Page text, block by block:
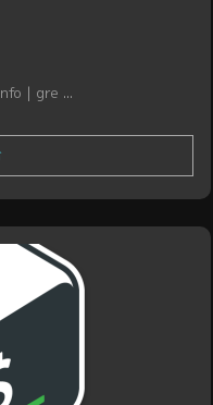
| gre ...